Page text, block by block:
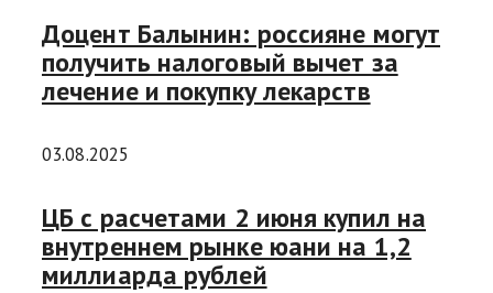
Доцент Балынин: россияне могут
получить налоговый вычет за
лечение и покупку лекарств
03.08.2025
ЦБ с расчетами 2 июня купил на
внутреннем рынке юани на 1,2
миллиарда рублей